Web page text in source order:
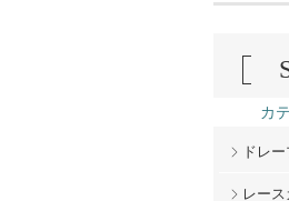
カ
ドレ
レー